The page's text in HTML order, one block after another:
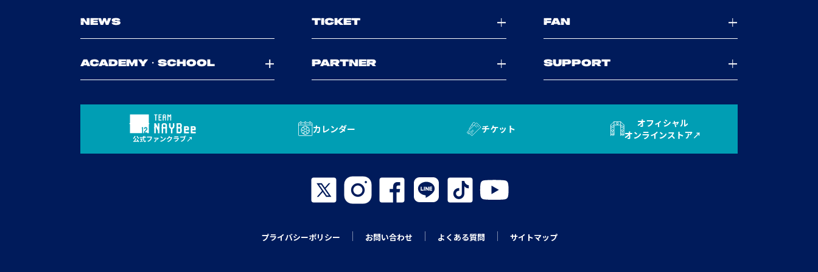
NEWS TICKET FAN
ACADEMY・SCHOOL PARTNER SUPPORT
公式ファンクラブ
カレンダー チケット
オフィシャル
オンラインストア
プライバシーポリシー お問い合わせ よくある質問 サイトマップ